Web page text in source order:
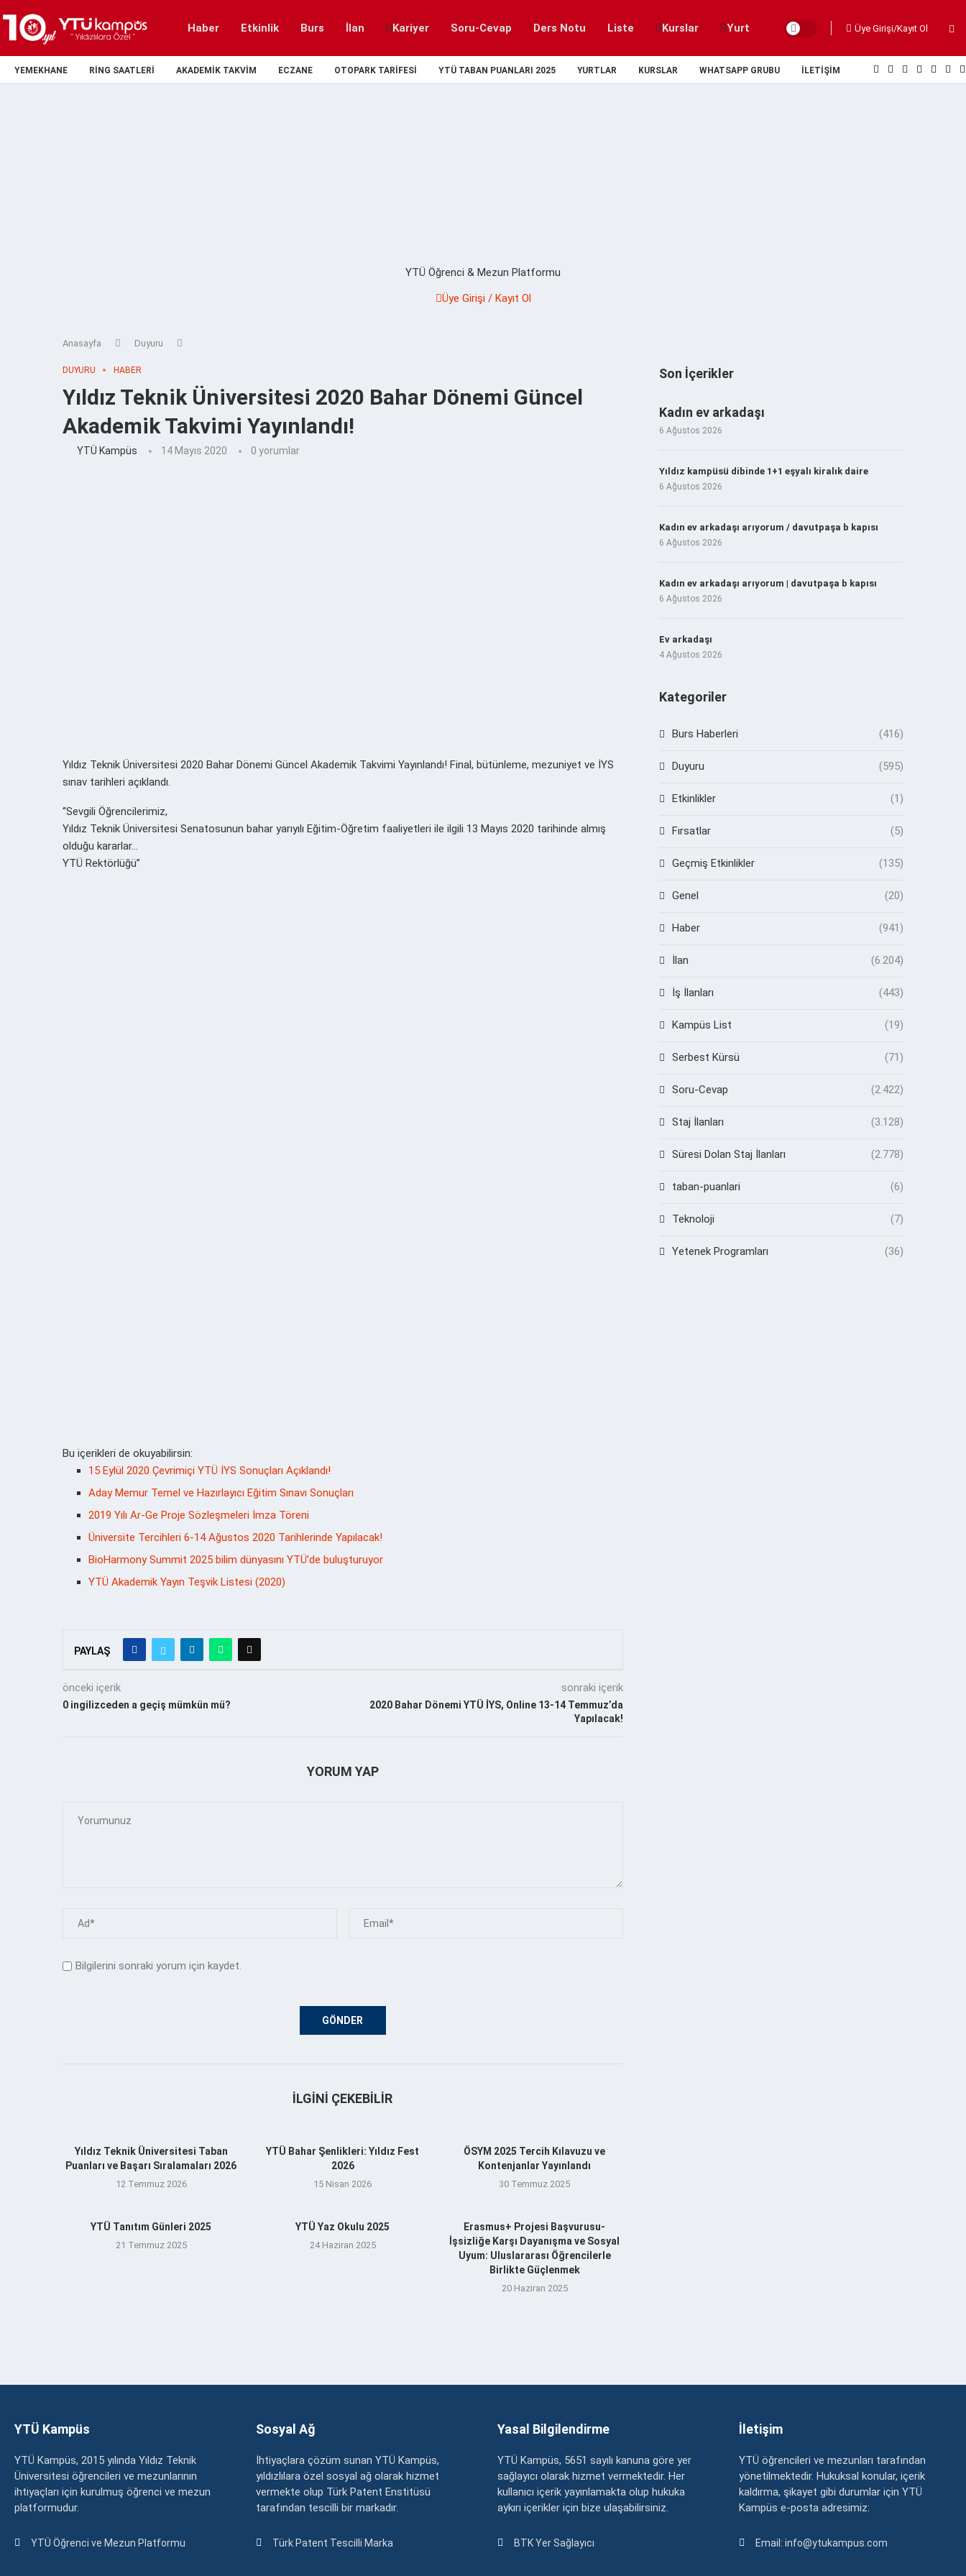
Haber Etkinlik Burs İlan Kariyer Soru-Cevap Ders Notu Liste Kurslar Yurt Üye Girişi/Kayıt Ol
YEMEKHANE RING SAATLERI AKADEMIK TAKVIM ECZANE OTOPARK TARIFESI YTÜ TABAN PUANLARI 2025 YURTLAR KURSLAR WHATSAPP GRUBU İLETIŞIM
YTÜ Öğrenci & Mezun Platformu
Üye Girişi / Kayıt Ol
Anasayfa Duyuru
DUYURU HABER
Yıldız Teknik Üniversitesi 2020 Bahar Dönemi Güncel
Akademik Takvimi Yayınlandı!
YTÜ Kampüs 14 Mayıs 2020 0 yorumlar
Yıldız Teknik Üniversitesi 2020 Bahar Dönemi Güncel Akademik Takvimi Yayınlandı! Final, bütünleme, mezuniyet ve İYS
sınav tarihleri açıklandı.
“Sevgili Öğrencilerimiz,
Yıldız Teknik Üniversitesi Senatosunun bahar yarıyılı Eğitim-Öğretim faaliyetleri ile ilgili 13 Mayıs 2020 tarihinde almış
olduğu kararlar…
YTÜ Rektörlüğü”
Bu içerikleri de okuyabilirsin:
15 Eylül 2020 Çevrimiçi YTÜ İYS Sonuçları Açıklandı!
Aday Memur Temel ve Hazırlayıcı Eğitim Sınavı Sonuçları
2019 Yılı Ar-Ge Proje Sözleşmeleri İmza Töreni
Üniversite Tercihleri 6-14 Ağustos 2020 Tarihlerinde Yapılacak!
BioHarmony Summit 2025 bilim dünyasını YTÜ’de buluşturuyor
YTÜ Akademik Yayın Teşvik Listesi (2020)
PAYLAŞ
önceki içerik
0 ingilizceden a geçiş mümkün mü?
sonraki içerik
2020 Bahar Dönemi YTÜ İYS, Online 13-14 Temmuz’da
Yapılacak!
YORUM YAP
Bilgilerini sonraki yorum için kaydet.
İLGINI ÇEKEBILIR
Yıldız Teknik Üniversitesi Taban
Puanları ve Başarı Sıralamaları 2026
12 Temmuz 2026
YTÜ Bahar Şenlikleri: Yıldız Fest
2026
15 Nisan 2026
ÖSYM 2025 Tercih Kılavuzu ve
Kontenjanlar Yayınlandı
30 Temmuz 2025
YTÜ Tanıtım Günleri 2025
21 Temmuz 2025
YTÜ Yaz Okulu 2025
24 Haziran 2025
Erasmus+ Projesi Başvurusu-
İşsizliğe Karşı Dayanışma ve Sosyal
Uyum: Uluslararası Öğrencilerle
Birlikte Güçlenmek
20 Haziran 2025
Son İçerikler
Kadın ev arkadaşı
6 Ağustos 2026
Yıldız kampüsü dibinde 1+1 eşyalı kiralık daire
6 Ağustos 2026
Kadın ev arkadaşı arıyorum / davutpaşa b kapısı
6 Ağustos 2026
Kadın ev arkadaşı arıyorum | davutpaşa b kapısı
6 Ağustos 2026
Ev arkadaşı
4 Ağustos 2026
Kategoriler
Burs Haberleri (416)
Duyuru (595)
Etkinlikler (1)
Fırsatlar (5)
Geçmiş Etkinlikler (135)
Genel (20)
Haber (941)
İlan (6.204)
İş İlanları (443)
Kampüs List (19)
Serbest Kürsü (71)
Soru-Cevap (2.422)
Staj İlanları (3.128)
Süresi Dolan Staj İlanları (2.778)
taban-puanlari (6)
Teknoloji (7)
Yetenek Programları (36)
YTÜ Kampüs
YTÜ Kampüs, 2015 yılında Yıldız Teknik
Üniversitesi öğrencileri ve mezunlarının
ihtiyaçları için kurulmuş öğrenci ve mezun
platformudur.
YTÜ Öğrenci ve Mezun Platformu
Sosyal Ağ
İhtiyaçlara çözüm sunan YTÜ Kampüs,
yıldızlılara özel sosyal ağ olarak hizmet
vermekte olup Türk Patent Enstitüsü
tarafından tescilli bir markadır.
Türk Patent Tescilli Marka
Yasal Bilgilendirme
YTÜ Kampüs, 5651 sayılı kanuna göre yer
sağlayıcı olarak hizmet vermektedir. Her
kullanıcı içerik yayınlamakta olup hukuka
aykırı içerikler için bize ulaşabilirsiniz.
BTK Yer Sağlayıcı
İletişim
YTÜ öğrencileri ve mezunları tarafından
yönetilmektedir. Hukuksal konular, içerik
kaldırma, şikayet gibi durumlar için YTÜ
Kampüs e-posta adresimiz:
Email: info@ytukampus.com